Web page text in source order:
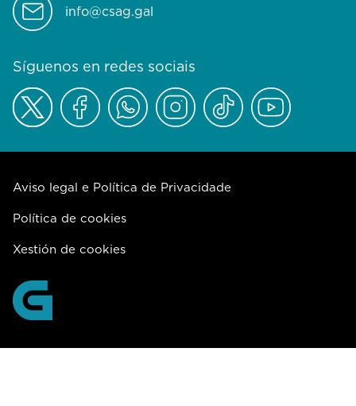
info@csag.gal
Síguenos en redes sociais
Aviso legal e Política de Privacidade
Política de cookies
Xestión de cookies